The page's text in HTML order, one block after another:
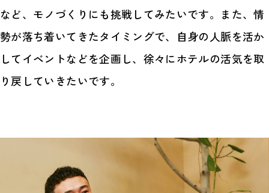
など、モノづくりにも挑戦してみたいです。また、情
勢が落ち着いてきたタイミングで、自身の人脈を活か
してイベントなどを企画し、徐々にホテルの活気を取
り戻していきたいです。